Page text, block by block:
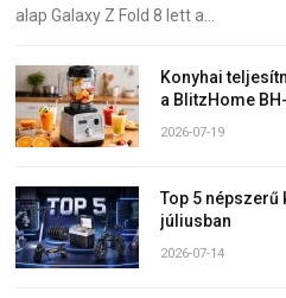
alap Galaxy Z Fold 8 lett a…
Konyhai
a BlitzHome
2026-07-19
Top 5 népszerű
júliusban
2026-07-14